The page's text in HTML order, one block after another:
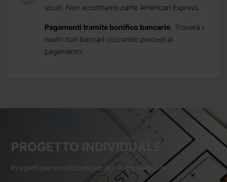
sicuri. Non accettiamo carte American Express.
Pagamenti tramite bonifico bancario. Troverà i
nostri dati bancari cliccando procedi al
pagamento.
PROGETTO INDIVIDUALE
Progetti personalizzati per le vostre esigenze